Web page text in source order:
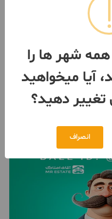
تهران
9,500,000,000 تومان
091293***50
شهر ها را
آیا میخواهید
تغییر دهید؟
انصراف